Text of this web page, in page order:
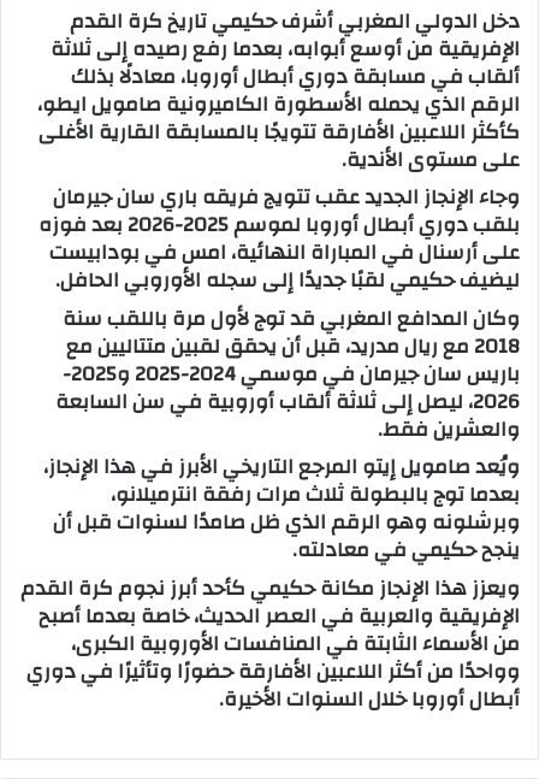
ل
ب
ر
ي
د
ا
إ
ل
ك
ت
ر
و
ن
ا
دخل الدولي المغربي أشرف حكيمي تاريخ كرة القدم
الإفريقية من أوسع أبوابه، بعدما رفع رصيده إلى ثلاثة
ألقاب في مسابقة دوري أبطال أوروبا، معادلًا بذلك
الرقم الذي يحمله الأسطورة الكاميرونية صامويل ايطو،
كأكثر اللاعبين الأفارقة تتويجًا بالمسابقة القارية الأغلى
على مستوى الأندية.
وجاء الإنجاز الجديد عقب تتويج فريقه باري سان جيرمان
بلقب دوري أبطال أوروبا لموسم 2025-2026 بعد فوزه
على أرسنال في المباراة النهائية، امس في بودابيست
ليضيف حكيمي لقبًا جديدًا إلى سجله الأوروبي الحافل.
وكان المدافع المغربي قد توج لأول مرة باللقب سنة
2018 مع ريال مدريد، قبل أن يحقق لقبين متتاليين مع
باريس سان جيرمان في موسمي 2024-2025 و2025-
2026، ليصل إلى ثلاثة ألقاب أوروبية في سن السابعة
والعشرين فقط.
ويُعد صامويل إيتو المرجع التاريخي الأبرز في هذا الإنجاز،
بعدما توج بالبطولة ثلاث مرات رفقة انترميلانو،
وبرشلونه وهو الرقم الذي ظل صامدًا لسنوات قبل أن
ينجح حكيمي في معادلته.
ويعزز هذا الإنجاز مكانة حكيمي كأحد أبرز نجوم كرة القدم
الإفريقية والعربية في العصر الحديث، خاصة بعدما أصبح
من الأسماء الثابتة في المنافسات الأوروبية الكبرى،
وواحدًا من أكثر اللاعبين الأفارقة حضورًا وتأثيرًا في دوري
أبطال أوروبا خلال السنوات الأخيرة.